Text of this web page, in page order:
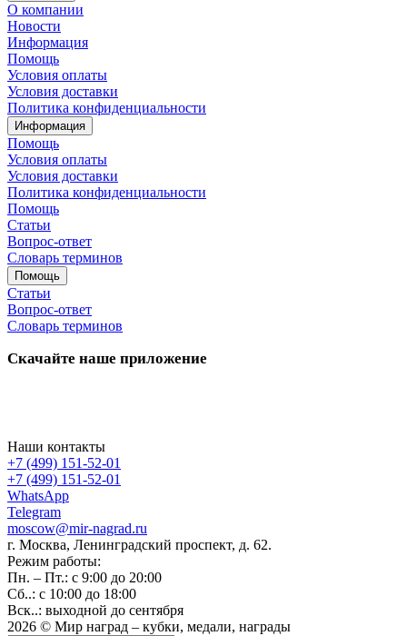
О компании
Новости
Информация
Помощь
Условия оплаты
Условия доставки
Политика конфиденциальности
Информация
Помощь
Условия оплаты
Условия доставки
Политика конфиденциальности
Помощь
Статьи
Вопрос-ответ
Словарь терминов
Помощь
Статьи
Вопрос-ответ
Словарь терминов
Скачайте наше приложение
Наши контакты
+7 (499) 151-52-01
+7 (499) 151-52-01
WhatsApp
Telegram
moscow@mir-nagrad.ru
г. Москва, Ленинградский проспект, д. 62.
Режим работы:
Пн. – Пт.: с 9:00 до 20:00
Сб..: с 10:00 до 18:00
Вск..: выходной до сентября
2026 © Мир наград – кубки, медали, награды